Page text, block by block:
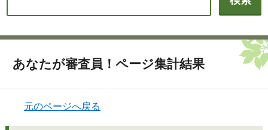
あなたが審査員！ページ集計結果
元のページへ戻る